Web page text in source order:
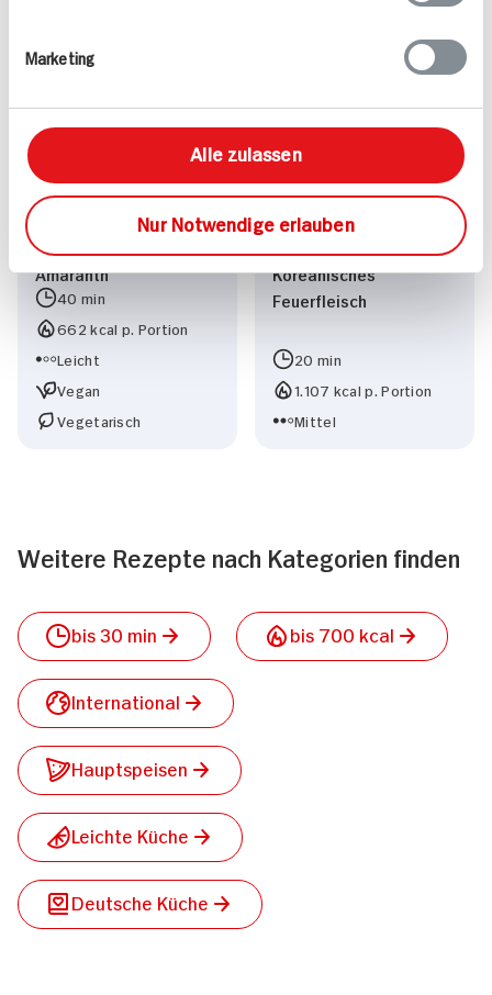
Marketing
Alle zulassen
Nur Notwendige erlauben
Leicht
725 kcal p. Portion
Amaranth
40 min
662 kcal p. Portion
Leicht
Vegan
Vegetarisch
Koreanisches
Feuerfleisch
20 min
1.107 kcal p. Portion
Mittel
Weitere Rezepte nach Kategorien finden
bis 30 min bis 700 kcal
International
Hauptspeisen
Leichte Küche
Deutsche Küche